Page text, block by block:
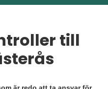
till